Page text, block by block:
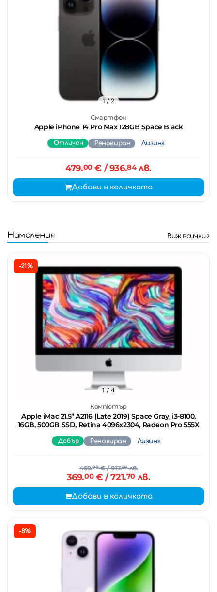
Смартфон
Apple iPhone 14 Pro Max 128GB Space Black
1/ 2
Отличен Реновиран Лизинг
479.00€ / 936.84лв.
Добави в количката
Намаления Виж всички
-21%
Компютър
Apple iMac 21.5’’ A2116 (Late 2019) Space Gray, i3-8100,
16GB, 500GB SSD, Retina 4096x2304, Radeon Pro 555X
1 / 4
Добър Реновиран Лизинг
469.00€/ 917.28лв.
369.00€ / 721.70лв.
Добави в количката
-8%